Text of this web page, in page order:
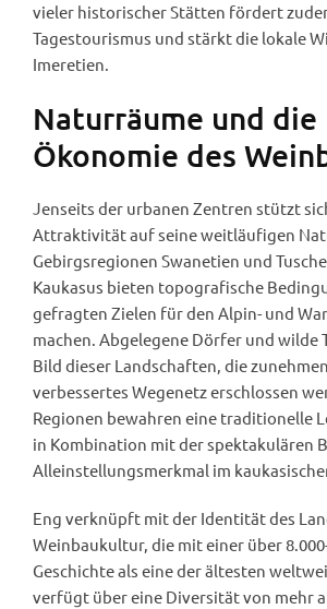
vieler historischer Stätten fördert
Tagestourismus und stärkt die lokale
Imeretien.
Naturräume und die
Ökonomie des
Jenseits der urbanen Zentren stützt
Attraktivität auf seine weitläufigen
Gebirgsregionen Swanetien und
Kaukasus bieten topografische
gefragten Zielen für den Alpin- und
machen. Abgelegene Dörfer und wilde
Bild dieser Landschaften, die
verbessertes Wegenetz erschlossen
Regionen bewahren eine traditionelle
in Kombination mit der spektakulären
Alleinstellungsmerkmal im
Eng verknüpft mit der Identität des
Weinbaukultur, die mit einer über
Geschichte als eine der ältesten
verfügt über eine Diversität von mehr